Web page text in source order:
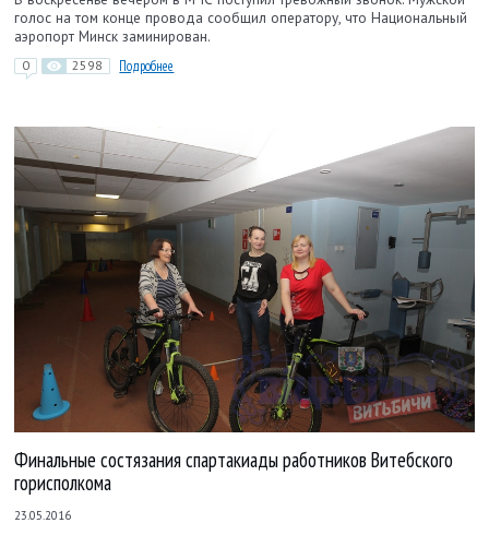
голос на том конце провода сообщил оператору, что Национальный
аэропорт Минск заминирован.
0 2598 Подробнее
Финальные состязания спартакиады работников Витебского
горисполкома
23.05.2016